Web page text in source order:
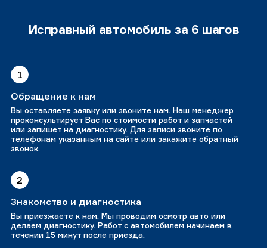
Исправный автомобиль за 6 шагов
1
Обращение к нам
Вы оставляете заявку или звоните нам. Наш менеджер
проконсультирует Вас по стоимости работ и запчастей
или запишет на диагностику. Для записи звоните по
телефонам указанным на сайте или закажите обратный
звонок.
2
Знакомство и диагностика
Вы приезжаете к нам. Мы проводим осмотр авто или
делаем диагностику. Работ с автомобилем начинаем в
течении 15 минут после приезда.